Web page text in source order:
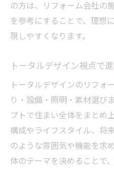
の方は、リフォーム会社の
を参考にすることで、理想
現しやすくなります。
トータルデザイン視点で
トータルデザインのリフォ
り・設備・照明・素材選び
プトで住まい全体をまとめ
構成やライフスタイル、将
のような雰囲気や機能を求
体のテーマを決めることで